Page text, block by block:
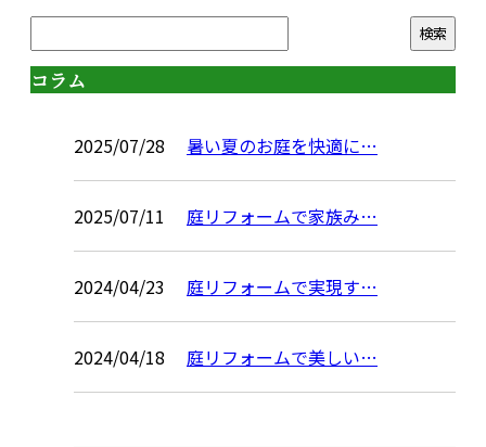
コラム
2025/07/28 暑い夏のお庭を快適に…
2025/07/11 庭リフォームで家族み…
2024/04/23 庭リフォームで実現す…
2024/04/18 庭リフォームで美しい…